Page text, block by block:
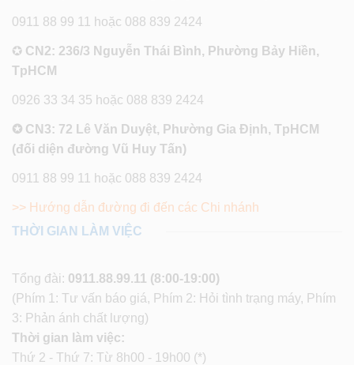
0911 88 99 11 hoặc 088 839 2424
✪ CN2: 236/3 Nguyễn Thái Bình, Phường Bảy Hiền,
TpHCM
0926 33 34 35 hoặc 088 839 2424
✪ CN3: 72 Lê Văn Duyệt, Phường Gia Định, TpHCM
(đối diện đường Vũ Huy Tấn)
0911 88 99 11 hoặc 088 839 2424
>> Hướng dẫn đường đi đến các Chi nhánh
THỜI GIAN LÀM VIỆC
Tổng đài: 0911.88.99.11 (8:00-19:00)
(Phím 1: Tư vấn báo giá, Phím 2: Hỏi tình trạng máy, Phím
3: Phản ánh chất lượng)
Thời gian làm việc:
Thứ 2 - Thứ 7: Từ 8h00 - 19h00 (*)